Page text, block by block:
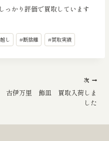
っかり評価で買取しています
し #断捨離 #買取実績
次
古伊万里 飾皿 買取入荷しま
した